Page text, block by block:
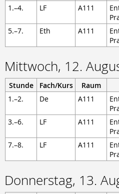
Karosserie-
1.–4.
LF A111
5.–7.
Eth A111
Mittwoch, 12.
Stunde Fach/Kurs Raum
1.–2.
De A111
3.–6.
LF A111
7.–8.
LF A111
Donnerstag, 13.